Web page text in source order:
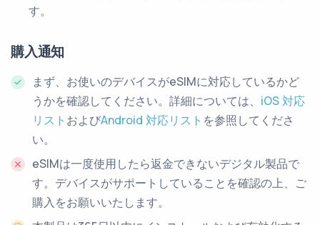
す。
購入通知
まず、お使いのデバイスがeSIMに対応しているかど
うかを確認してください。詳細については、 iOS 対応
リスト およびAndroid 対応リスト を参照してくださ
い。
eSIMは一度使用したら返金できないデジタル製品で
す。デバイスがサポートしていることを確認の上、ご
購入をお願いいたします。